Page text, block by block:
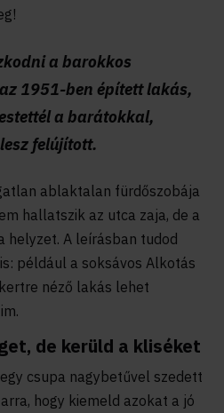
a barokkos
1951-ben épített lakás,
a barátokkal,
felújított.
ablaktalan fürdőszobája
hallatszik az utca zaja, de a
helyzet. A leírásban tudod
például a soksávos Alkotás
néző lakás lehet
de kerüld a kliséket
csupa nagybetűvel szedett
hogy kiemeld azokat a jó